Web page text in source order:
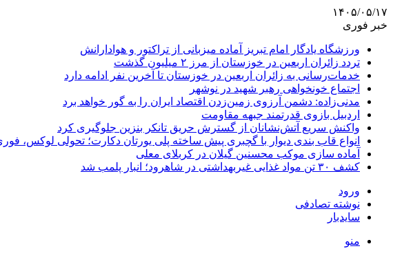
۱۴۰۵/۰۵/۱۷
خبر فوری
ورزشگاه یادگار امام تبریز آماده میزبانی از تراکتور و هوادارانش
تردد زائران اربعین در خوزستان از مرز ۲ میلیون گذشت
خدمات‌رسانی به زائران اربعین در خوزستان تا آخرین نفر ادامه دارد
اجتماع خونخواهی رهبر شهید در نوشهر
مدنی‌زاده: دشمن آرزوی زمین‌زدن اقتصاد ایران را به گور خواهد برد
اردبیل بازوی قدرتمند جبهه مقاومت
واکنش سریع آتش‌نشانان از گسترش حریق تانکر بنزین جلوگیری کرد
انواع قاب بندی دیوار با گچبری پیش ساخته پلی یورتان دکارت؛ تحولی لوکس،
آماده سازی موکب محسنین گیلان در کربلای معلی
کشف ۳۰ تن مواد غذایی غیربهداشتی در شاهرود؛ انبار پلمب شد
ورود
نوشته تصادفی
سایدبار
منو